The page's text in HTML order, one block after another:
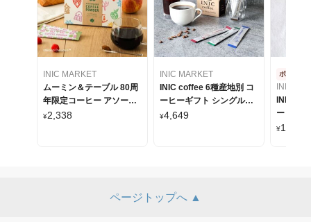
INIC MARKET
ムーミン＆テーブル 80周
年限定コーヒー アソート
セット
¥2,338
INIC MARKET
INIC coffee 6種産地別 コ
ーヒーギフト シングルオ
リジンコーヒー 30本入り
¥4,649
ポスト投
INIC
INIC
ーヒー
リジン
¥1,175
ページトップへ ▲